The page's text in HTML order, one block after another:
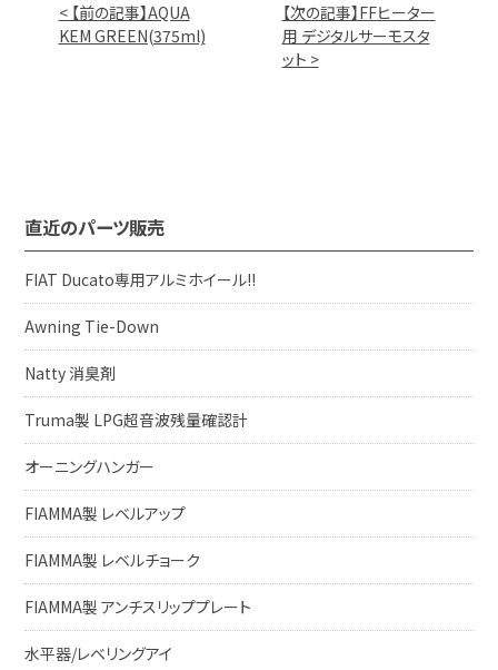
< 【前の記事】AQUA
KEM GREEN(375ml)
【次の記事】FFヒーター
用 デジタルサーモスタ
ット >
直近のパーツ販売
FIAT Ducato専用アルミホイール!!
Awning Tie-Down
Natty 消臭剤
Truma製 LPG超音波残量確認計
オーニングハンガー
FIAMMA製 レベルアップ
FIAMMA製 レベルチョーク
FIAMMA製 アンチスリッププレート
水平器/レベリングアイ